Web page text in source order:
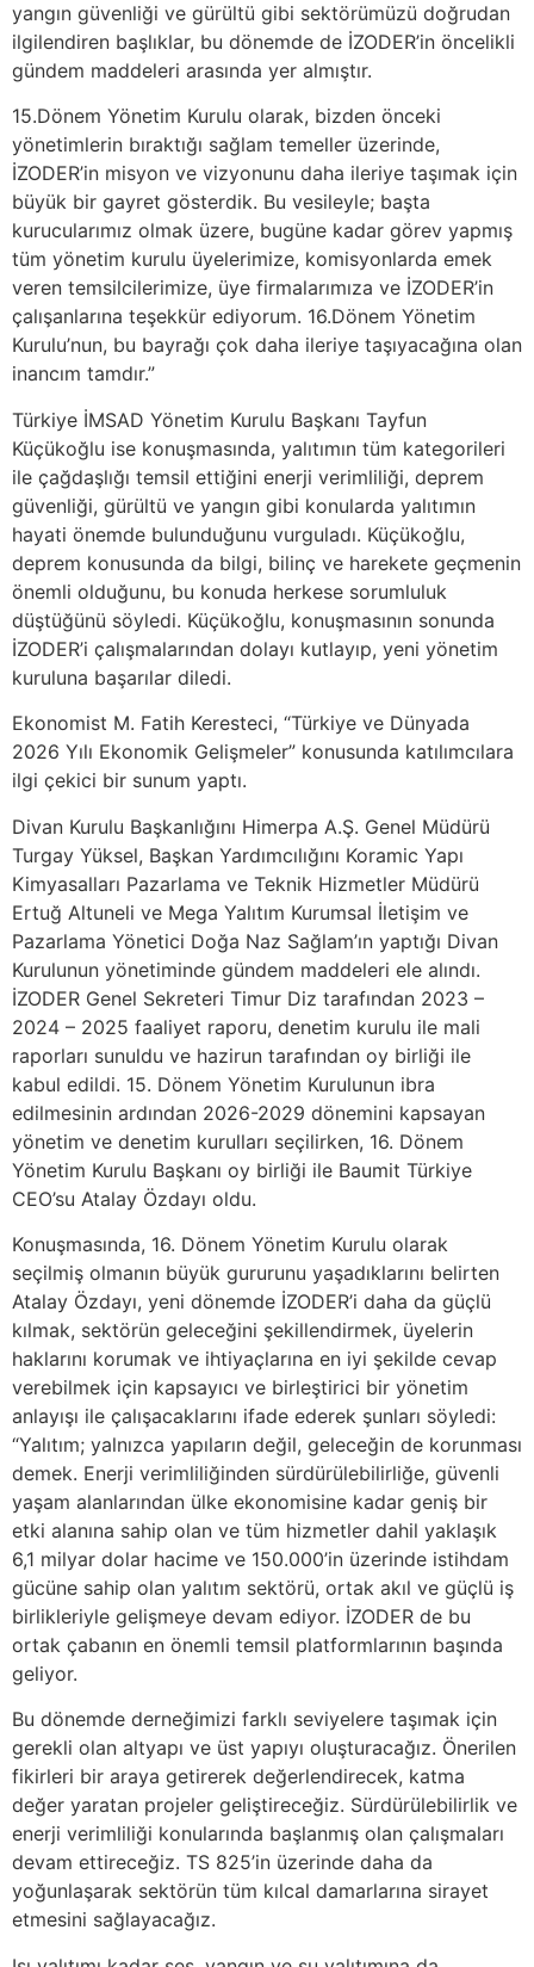
yangın güvenliği ve gürültü gibi sektörümüzü doğrudan
ilgilendiren başlıklar, bu dönemde de İZODER’in öncelikli
gündem maddeleri arasında yer almıştır.
15.Dönem Yönetim Kurulu olarak, bizden önceki
yönetimlerin bıraktığı sağlam temeller üzerinde,
İZODER’in misyon ve vizyonunu daha ileriye taşımak için
büyük bir gayret gösterdik. Bu vesileyle; başta
kurucularımız olmak üzere, bugüne kadar görev yapmış
tüm yönetim kurulu üyelerimize, komisyonlarda emek
veren temsilcilerimize, üye firmalarımıza ve İZODER’in
çalışanlarına teşekkür ediyorum. 16.Dönem Yönetim
Kurulu’nun, bu bayrağı çok daha ileriye taşıyacağına olan
inancım tamdır.”
Türkiye İMSAD Yönetim Kurulu Başkanı Tayfun
Küçükoğlu ise konuşmasında, yalıtımın tüm kategorileri
ile çağdaşlığı temsil ettiğini enerji verimliliği, deprem
güvenliği, gürültü ve yangın gibi konularda yalıtımın
hayati önemde bulunduğunu vurguladı. Küçükoğlu,
deprem konusunda da bilgi, bilinç ve harekete geçmenin
önemli olduğunu, bu konuda herkese sorumluluk
düştüğünü söyledi. Küçükoğlu, konuşmasının sonunda
İZODER’i çalışmalarından dolayı kutlayıp, yeni yönetim
kuruluna başarılar diledi.
Ekonomist M. Fatih Keresteci, “Türkiye ve Dünyada
2026 Yılı Ekonomik Gelişmeler” konusunda katılımcılara
ilgi çekici bir sunum yaptı.
Divan Kurulu Başkanlığını Himerpa A.Ş. Genel Müdürü
Turgay Yüksel, Başkan Yardımcılığını Koramic Yapı
Kimyasalları Pazarlama ve Teknik Hizmetler Müdürü
Ertuğ Altuneli ve Mega Yalıtım Kurumsal İletişim ve
Pazarlama Yönetici Doğa Naz Sağlam’ın yaptığı Divan
Kurulunun yönetiminde gündem maddeleri ele alındı.
İZODER Genel Sekreteri Timur Diz tarafından 2023 –
2024 – 2025 faaliyet raporu, denetim kurulu ile mali
raporları sunuldu ve hazirun tarafından oy birliği ile
kabul edildi. 15. Dönem Yönetim Kurulunun ibra
edilmesinin ardından 2026-2029 dönemini kapsayan
yönetim ve denetim kurulları seçilirken, 16. Dönem
Yönetim Kurulu Başkanı oy birliği ile Baumit Türkiye
CEO’su Atalay Özdayı oldu.
Konuşmasında, 16. Dönem Yönetim Kurulu olarak
seçilmiş olmanın büyük gururunu yaşadıklarını belirten
Atalay Özdayı, yeni dönemde İZODER’i daha da güçlü
kılmak, sektörün geleceğini şekillendirmek, üyelerin
haklarını korumak ve ihtiyaçlarına en iyi şekilde cevap
verebilmek için kapsayıcı ve birleştirici bir yönetim
anlayışı ile çalışacaklarını ifade ederek şunları söyledi:
“Yalıtım; yalnızca yapıların değil, geleceğin de korunması
demek. Enerji verimliliğinden sürdürülebilirliğe, güvenli
yaşam alanlarından ülke ekonomisine kadar geniş bir
etki alanına sahip olan ve tüm hizmetler dahil yaklaşık
6,1 milyar dolar hacime ve 150.000’in üzerinde istihdam
gücüne sahip olan yalıtım sektörü, ortak akıl ve güçlü iş
birlikleriyle gelişmeye devam ediyor. İZODER de bu
ortak çabanın en önemli temsil platformlarının başında
geliyor.
Bu dönemde derneğimizi farklı seviyelere taşımak için
gerekli olan altyapı ve üst yapıyı oluşturacağız. Önerilen
fikirleri bir araya getirerek değerlendirecek, katma
değer yaratan projeler geliştireceğiz. Sürdürülebilirlik ve
enerji verimliliği konularında başlanmış olan çalışmaları
devam ettireceğiz. TS 825’in üzerinde daha da
yoğunlaşarak sektörün tüm kılcal damarlarına sirayet
etmesini sağlayacağız.